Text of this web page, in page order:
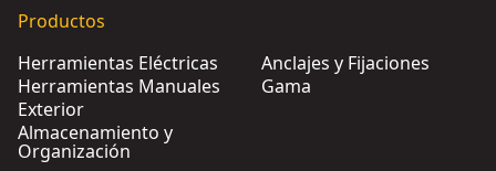
Productos
Herramientas Eléctricas
Herramientas Manuales
Exterior
Almacenamiento y
Organización
Anclajes y Fijaciones
Gama